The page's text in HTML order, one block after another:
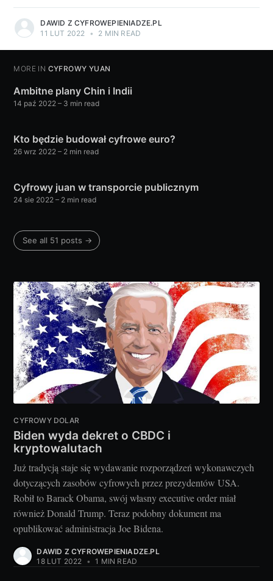
DAWID Z CYFROWEPIENIADZE.PL
11 LUT 2022
• 2 MIN READ
MORE IN CYFROWY YUAN
Ambitne plany Chin i Indii
14 paź 2022 – 3 min read
Kto będzie budował cyfrowe euro?
26 wrz 2022 – 2 min read
Cyfrowy juan w transporcie publicznym
24 sie 2022 – 2 min read
See all 51 posts →
CYFROWY DOLAR
Biden wyda dekret o CBDC i
kryptowalutach
Już tradycją staje się wydawanie rozporządzeń wykonawczych
dotyczących zasobów cyfrowych przez prezydentów USA.
Robił to Barack Obama, swój własny executive order miał
również Donald Trump. Teraz podobny dokument ma
opublikować administracja Joe Bidena.
DAWID Z CYFROWEPIENIADZE.PL
18 LUT 2022 • 1 MIN READ